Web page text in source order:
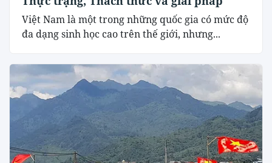
Việt Nam là một trong những quốc gia có mức độ
đa dạng sinh học cao trên thế giới, nhưng...